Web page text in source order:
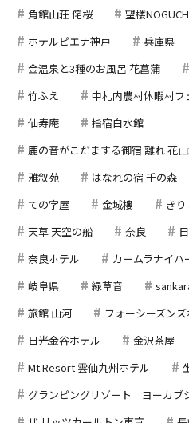
角館山荘 侘桜
望楼
ホテルピエナ神戸
兵庫県
金温泉と3種のお風呂 花菖蒲
竹ふえ
中札内農村休暇村フ
仙寿庵
指宿白水館
鹿の音がこだまする御宿 離れ 花
雅叙苑
はなれの宿 千の森
ての字屋
金城樓
き
天草 天空の船
奈良
奈良ホテル
カームラナイハ
岐阜県
緑草音
旅館 山河
フォーシーズン
日光金谷ホテル
金沢茶屋
Mt.Resort 雲仙九州ホテル
グランピングリゾート ヨーカブ